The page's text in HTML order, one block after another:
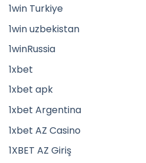
1win Turkiye
1win uzbekistan
1winRussia
1xbet
1xbet apk
1xbet Argentina
1xbet AZ Casino
1XBET AZ Giriş